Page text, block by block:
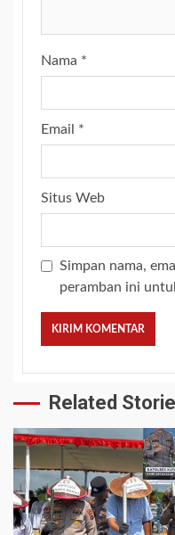
Nama *
Email *
Situs Web
Simpan nama,
peramban ini
Related